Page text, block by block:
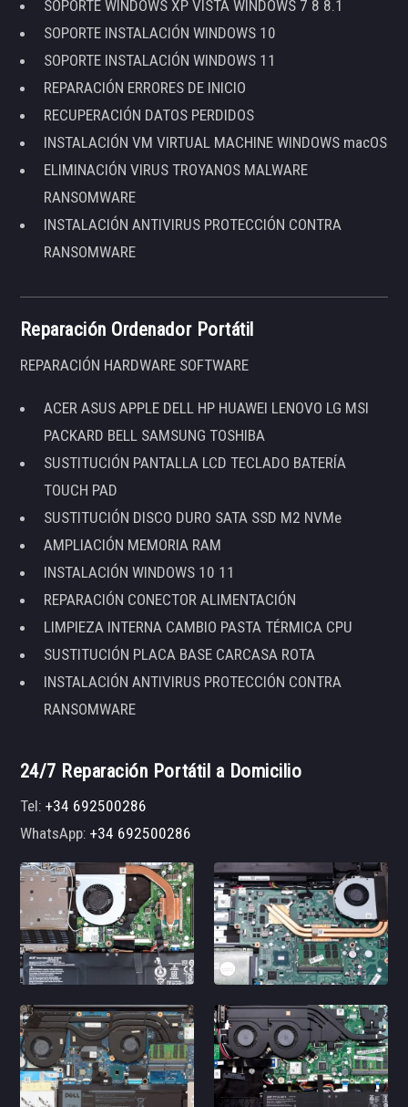
SOPORTE WINDOWS XP VISTA WINDOWS 7 8 8.1
SOPORTE INSTALACIÓN WINDOWS 10
SOPORTE INSTALACIÓN WINDOWS 11
REPARACIÓN ERRORES DE INICIO
RECUPERACIÓN DATOS PERDIDOS
INSTALACIÓN VM VIRTUAL MACHINE WINDOWS macOS
ELIMINACIÓN VIRUS TROYANOS MALWARE
RANSOMWARE
INSTALACIÓN ANTIVIRUS PROTECCIÓN CONTRA
RANSOMWARE
Reparación Ordenador Portátil
REPARACIÓN HARDWARE SOFTWARE
ACER ASUS APPLE DELL HP HUAWEI LENOVO LG MSI
PACKARD BELL SAMSUNG TOSHIBA
SUSTITUCIÓN PANTALLA LCD TECLADO BATERÍA
TOUCH PAD
SUSTITUCIÓN DISCO DURO SATA SSD M2 NVMe
AMPLIACIÓN MEMORIA RAM
INSTALACIÓN WINDOWS 10 11
REPARACIÓN CONECTOR ALIMENTACIÓN
LIMPIEZA INTERNA CAMBIO PASTA TÉRMICA CPU
SUSTITUCIÓN PLACA BASE CARCASA ROTA
INSTALACIÓN ANTIVIRUS PROTECCIÓN CONTRA
RANSOMWARE
24/7 Reparación Portátil a Domicilio
Tel:+34 692500286
WhatsApp:+34 692500286